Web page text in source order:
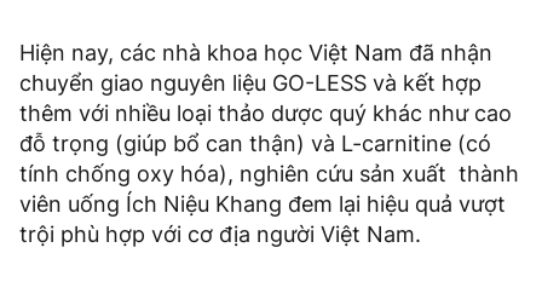
Hiện nay, các nhà khoa học Việt Nam đã nhận
chuyển giao nguyên liệu GO-LESS và kết hợp
thêm với nhiều loại thảo dược quý khác như cao
đỗ trọng (giúp bổ can thận) và L-carnitine (có
tính chống oxy hóa), nghiên cứu sản xuất thành
viên uống Ích Niệu Khang đem lại hiệu quả vượt
trội phù hợp với cơ địa người Việt Nam.